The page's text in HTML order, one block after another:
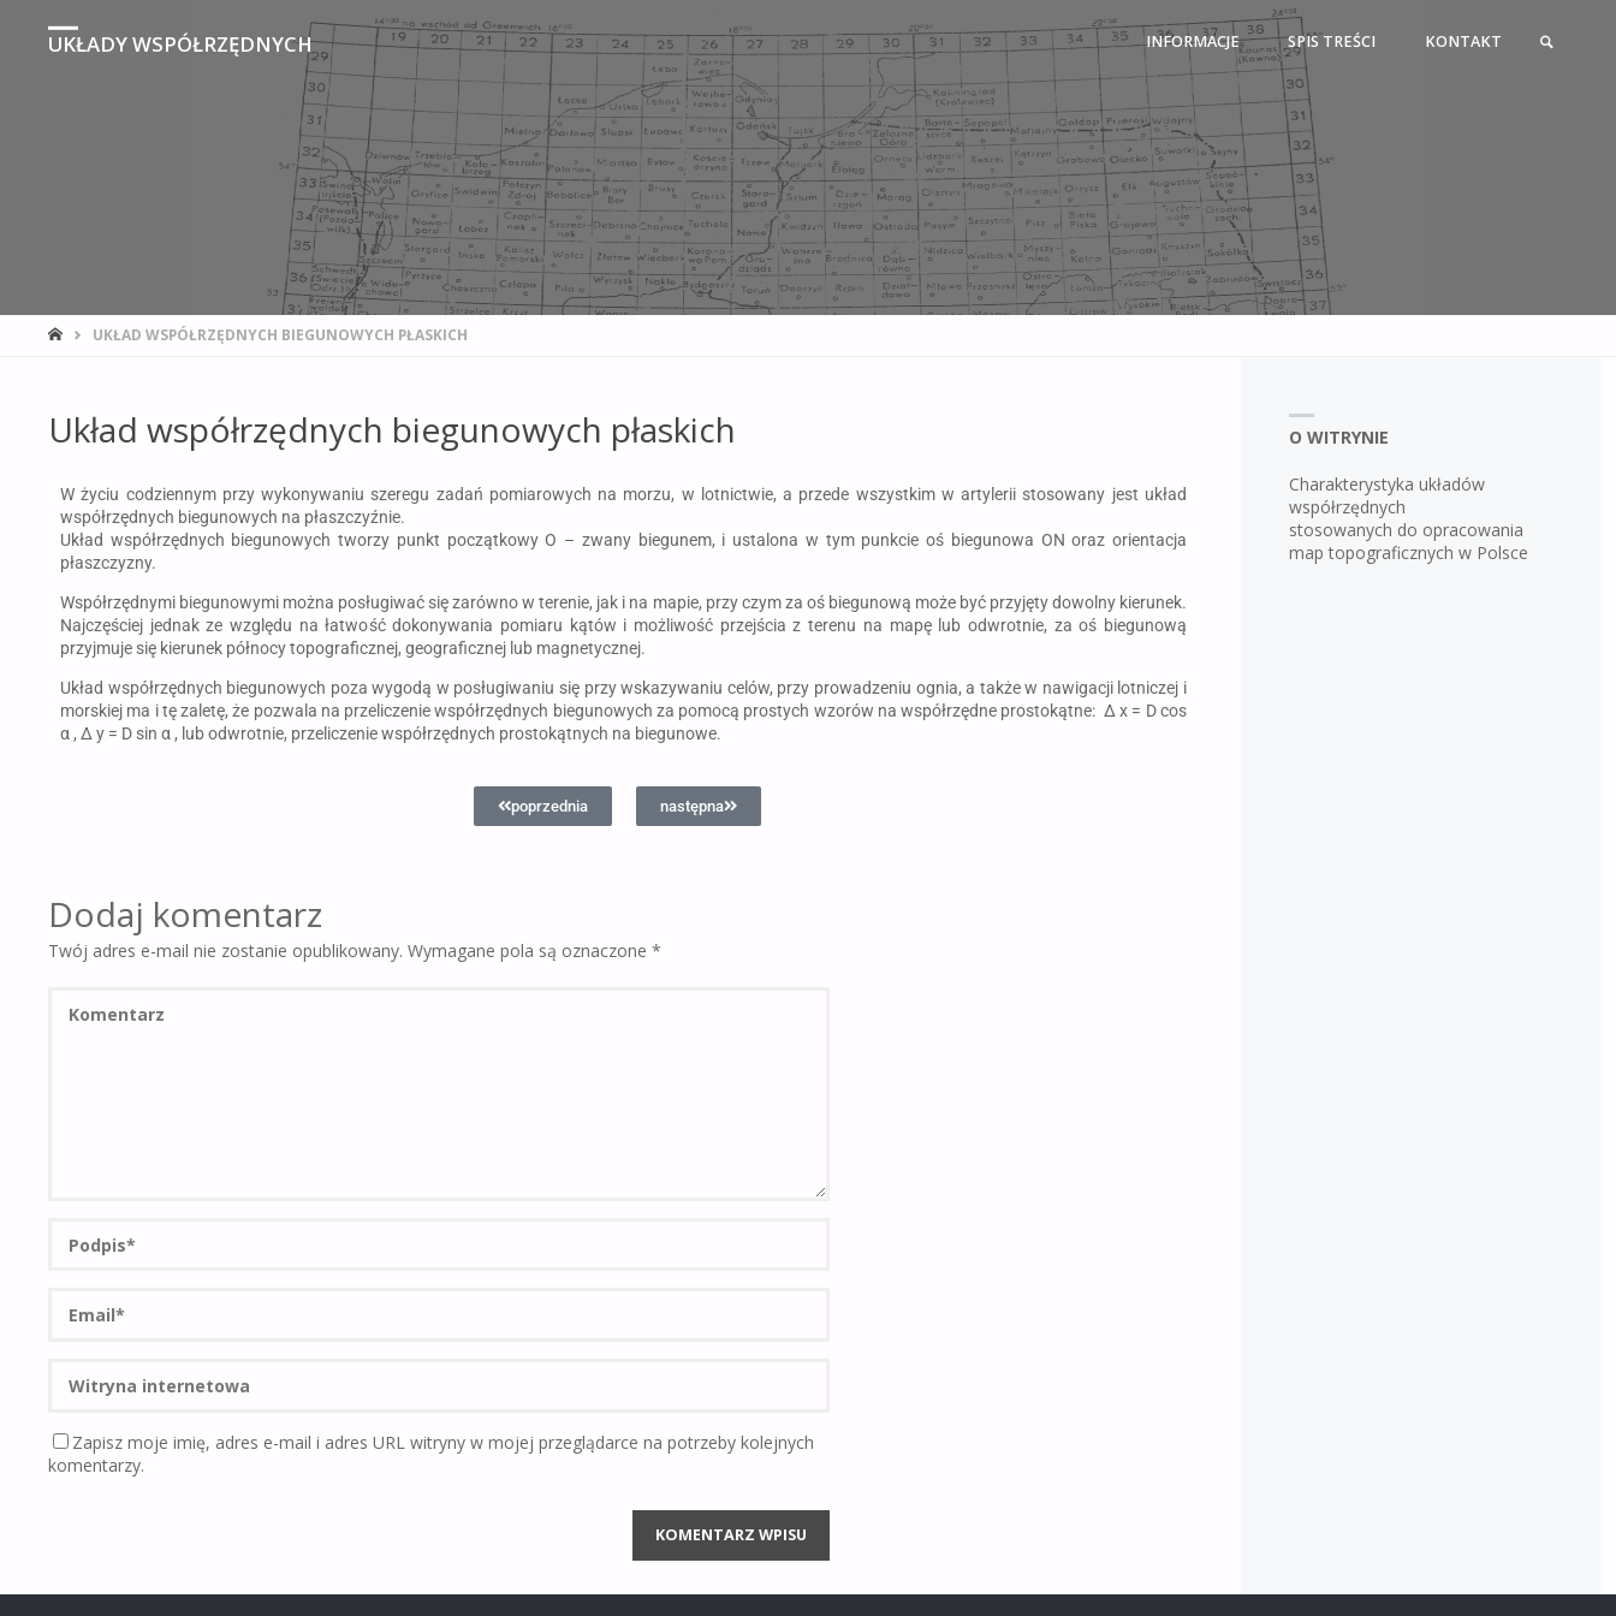
UKŁADY WSPÓŁRZĘDNYCH INFORMACJE SPIS TREŚCI KONTAKT
UKŁAD WSPÓŁRZĘDNYCH BIEGUNOWYCH PŁASKICH
Układ współrzędnych biegunowych płaskich
W życiu codziennym przy wykonywaniu szeregu zadań pomiarowych na morzu, w lotnictwie, a przede wszystkim w artylerii stosowany jest układ
współrzędnych biegunowych na płaszczyźnie.
Układ współrzędnych biegunowych tworzy punkt początkowy O – zwany biegunem, i ustalona w tym punkcie oś biegunowa ON oraz orientacja
płaszczyzny.
Współrzędnymi biegunowymi można posługiwać się zarówno w terenie, jak i na mapie, przy czym za oś biegunową może być przyjęty dowolny kierunek.
Najczęściej jednak ze względu na łatwość dokonywania pomiaru kątów i możliwość przejścia z terenu na mapę lub odwrotnie, za oś biegunową
przyjmuje się kierunek północy topograficznej, geograficznej lub magnetycznej.
Układ współrzędnych biegunowych poza wygodą w posługiwaniu się przy wskazywaniu celów, przy prowadzeniu ognia, a także w nawigacji lotniczej i
morskiej ma i tę zaletę, że pozwala na przeliczenie współrzędnych biegunowych za pomocą prostych wzorów na współrzędne prostokątne: Δ x = D cos
α , Δ y = D sin α , lub odwrotnie, przeliczenie współrzędnych prostokątnych na biegunowe.
poprzednia następna
Dodaj komentarz
Twój adres e-mail nie zostanie opublikowany. Wymagane pola są oznaczone *
Zapisz moje imię, adres e-mail i adres URL witryny w mojej przeglądarce na potrzeby kolejnych
komentarzy.
O WITRYNIE
Charakterystyka układów
współrzędnych
stosowanych do opracowania
map topograficznych w Polsce